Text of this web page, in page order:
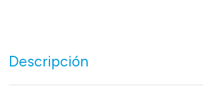
Descripción